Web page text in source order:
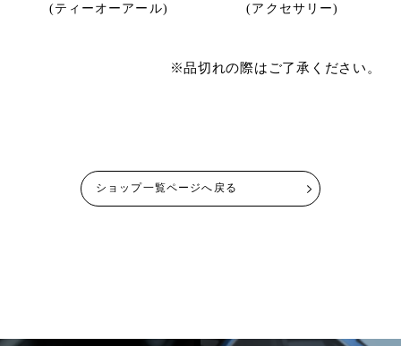
(ティーオーアール) (アクセサリー)
※品切れの際はご了承ください。
ショップ一覧ページへ戻る